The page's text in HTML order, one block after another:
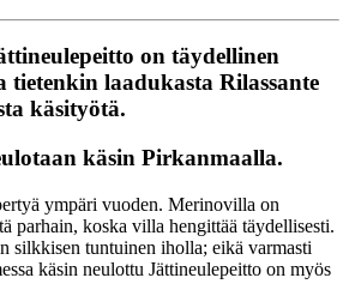
on täydellinen
tietenkin laadukasta Rilassante
käsityötä.
käsin Pirkanmaalla.
ympäri vuoden. Merinovilla on
parhain, koska villa hengittää täydellisesti.
silkkisen tuntuinen iholla; eikä varmasti
käsin neulottu Jättineulepeitto on myös